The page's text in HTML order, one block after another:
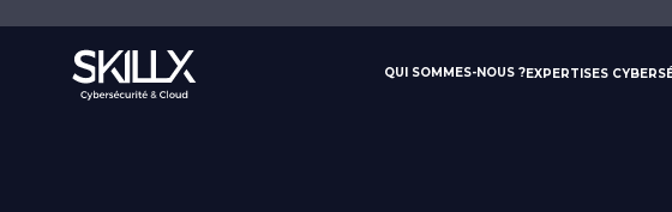
QUI SOMMES-NOUS ?EXPERTISES